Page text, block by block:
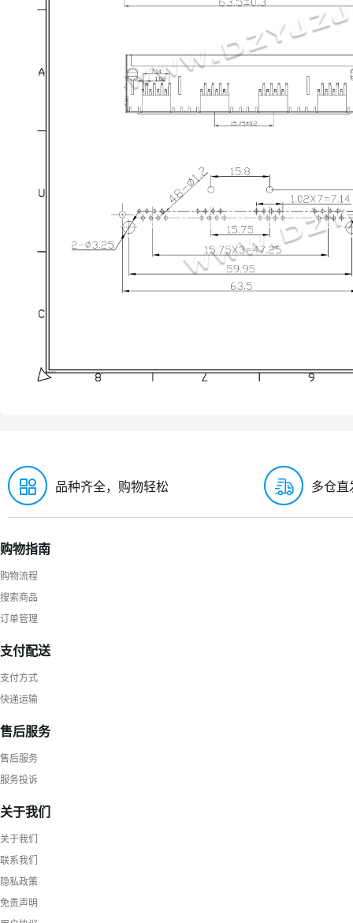
品种齐全，购物轻松 多仓直
购物指南
购物流程
搜索商品
订单管理
支付配送
支付方式
快递运输
售后服务
售后服务
服务投诉
关于我们
关于我们
联系我们
隐私政策
免责声明